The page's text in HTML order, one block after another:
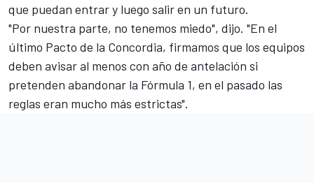
que puedan entrar y luego salir en un futuro.
"Por nuestra parte, no tenemos miedo", dijo. "En el
último Pacto de la Concordia, firmamos que los equipos
deben avisar al menos con año de antelación si
pretenden abandonar la Fórmula 1, en el pasado las
reglas eran mucho más estrictas".